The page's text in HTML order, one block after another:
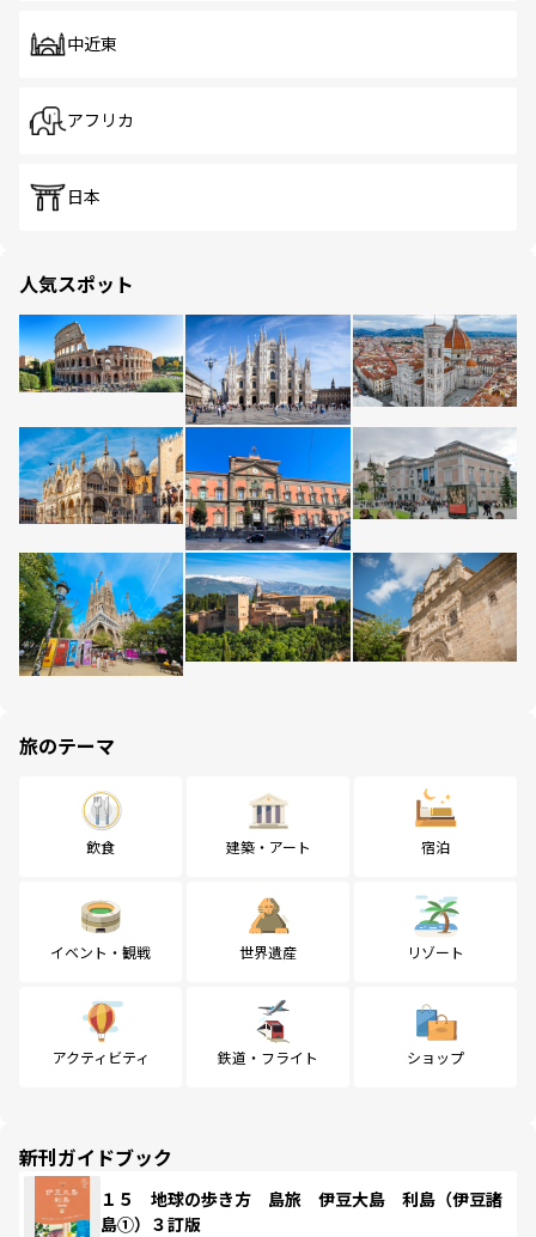
中近東
アフリカ
日本
人気スポット
旅のテーマ
飲食 建築・アート 宿泊
イベント・観戦 世界遺産 リゾート
アクティビティ 鉄道・フライト ショップ
新刊ガイドブック
１５ 地球の歩き方 島旅 伊豆大島 利島（伊豆諸
島①）３訂版